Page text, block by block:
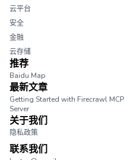
云平台
安全
金融
云存储
推荐
Baidu Map
最新文章
Getting Started with Firecrawl MCP
Server
关于我们
隐私政策
联系我们